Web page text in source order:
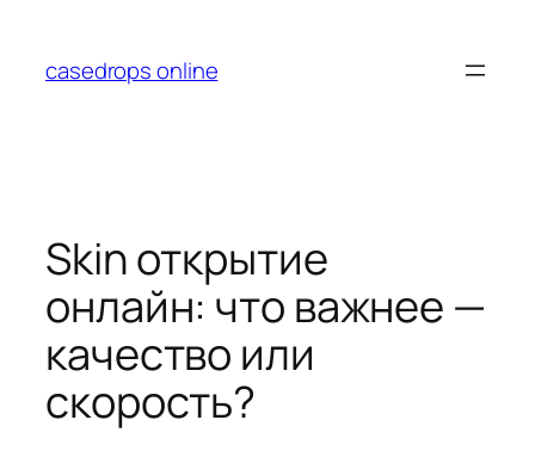
содержимому
casedrops online
Skin открытие
онлайн: что важнее —
качество или
скорость?